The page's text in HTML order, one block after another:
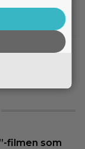
listade –
på
filmen som